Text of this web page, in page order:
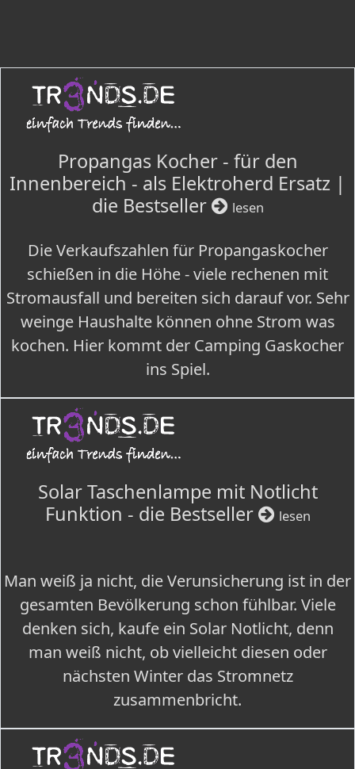
Propangas Kocher - für den
Innenbereich - als Elektroherd Ersatz |
die Bestseller
lesen
Die Verkaufszahlen für Propangaskocher
schießen in die Höhe - viele rechenen mit
Stromausfall und bereiten sich darauf vor. Sehr
weinge Haushalte können ohne Strom was
kochen. Hier kommt der Camping Gaskocher
ins Spiel.
Solar Taschenlampe mit Notlicht
Funktion - die Bestseller
lesen
Man weiß ja nicht, die Verunsicherung ist in der
gesamten Bevölkerung schon fühlbar. Viele
denken sich, kaufe ein Solar Notlicht, denn
man weiß nicht, ob vielleicht diesen oder
nächsten Winter das Stromnetz
zusammenbricht.